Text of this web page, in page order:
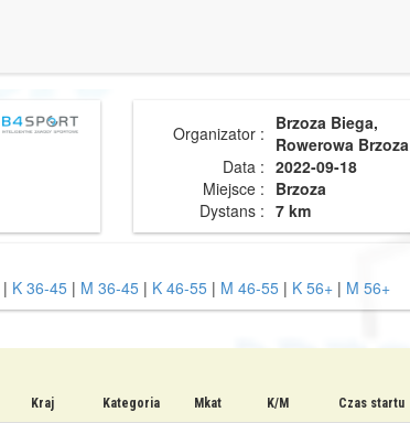
Organizator : Brzoza Biega,
Rowerowa Brzoza
Data : 2022-09-18
Miejsce : Brzoza
Dystans : 7 km
| K 36-45 | M 36-45 | K 46-55 | M 46-55 | K 56+ | M 56+
Kraj Kategoria Mkat K/M Czas startu